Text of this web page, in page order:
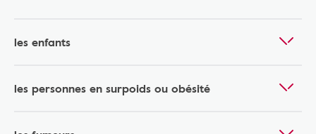
les enfants
les personnes en surpoids ou obésité